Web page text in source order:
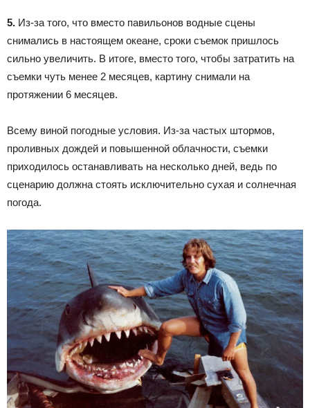
5. Из-за того, что вместо павильонов водные сцены
снимались в настоящем океане, сроки съемок пришлось
сильно увеличить. В итоге, вместо того, чтобы затратить на
съемки чуть менее 2 месяцев, картину снимали на
протяжении 6 месяцев.
Всему виной погодные условия. Из-за частых штормов,
проливных дождей и повышенной облачности, съемки
приходилось останавливать на несколько дней, ведь по
сценарию должна стоять исключительно сухая и солнечная
погода.